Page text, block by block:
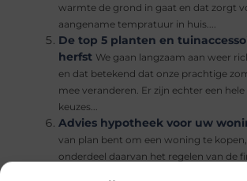
warmte de grond in gaat en dat zorgt
aangename tempratuur in huis....
De top 5 planten en
herfst We gaan langzaam aan weer
en dat betekend dat onze prachtige
mee veranderen. Er zijn echter een
keuzes...
Advies hypotheek voor uw
van plan bent om een woning te kopen,
onderdeel daarvan het regelen van de